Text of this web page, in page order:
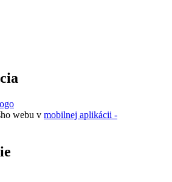
webu v mobilnej aplikácii -